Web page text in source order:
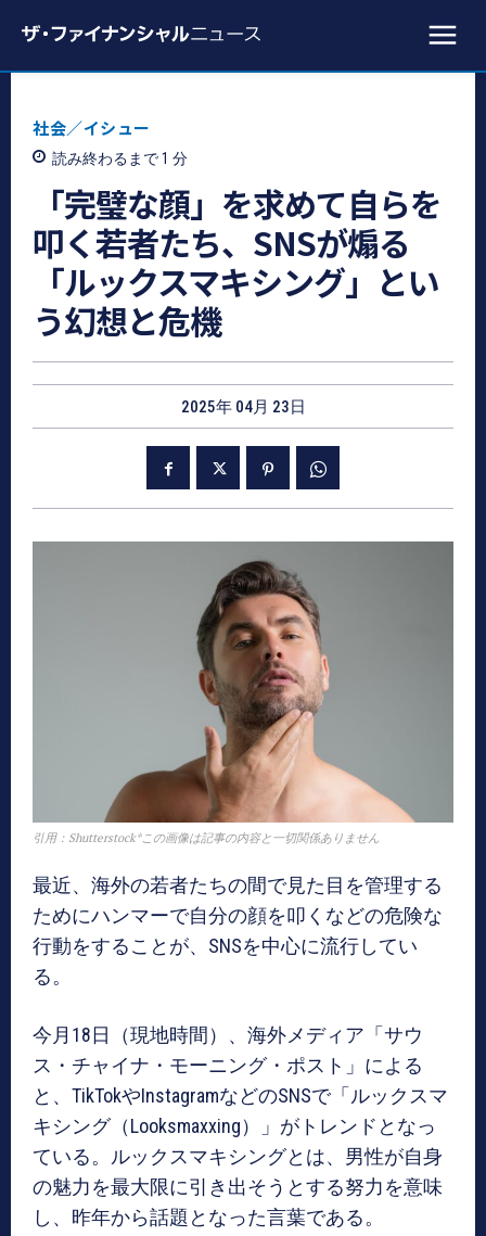
社会／イシュー
読み終わるまで 1 分
「完璧な顔」を求めて自らを
叩く若者たち、SNSが煽る
「ルックスマキシング」とい
う幻想と危機
2025年 04月 23日
引用：Shutterstock*この画像は記事の内容と一切関係ありません
最近、海外の若者たちの間で見た目を管理する
ためにハンマーで自分の顔を叩くなどの危険な
行動をすることが、SNSを中心に流行してい
る。
今月18日（現地時間）、海外メディア「サウ
ス・チャイナ・モーニング・ポスト」による
と、TikTokやInstagramなどのSNSで「ルックスマ
キシング（Looksmaxxing）」がトレンドとなっ
ている。ルックスマキシングとは、男性が自身
の魅力を最大限に引き出そうとする努力を意味
し、昨年から話題となった言葉である。